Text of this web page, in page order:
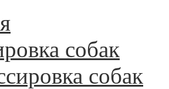
собак
собак